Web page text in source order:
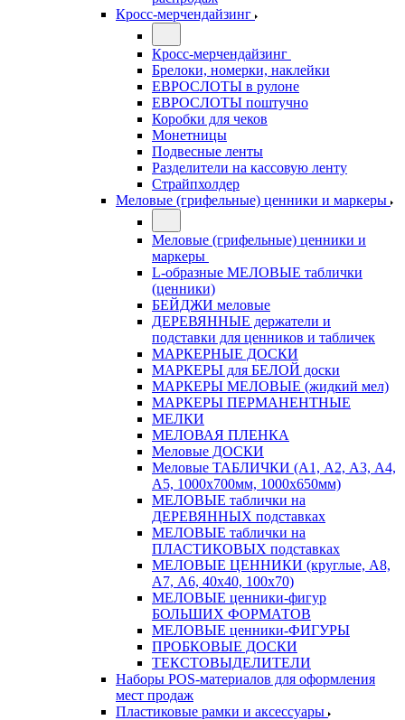
Кросс-мерчендайзинг
Кросс-мерчендайзинг
Брелоки, номерки, наклейки
ЕВРОСЛОТЫ в рулоне
ЕВРОСЛОТЫ поштучно
Коробки для чеков
Монетницы
Подвесные ленты
Разделители на кассовую ленту
Страйпхолдер
Меловые (грифельные) ценники и маркеры
Меловые (грифельные) ценники и
маркеры
L-образные МЕЛОВЫЕ таблички
(ценники)
БЕЙДЖИ меловые
ДЕРЕВЯННЫЕ держатели и
подставки для ценников и табличек
МАРКЕРНЫЕ ДОСКИ
МАРКЕРЫ для БЕЛОЙ доски
МАРКЕРЫ МЕЛОВЫЕ (жидкий мел)
МАРКЕРЫ ПЕРМАНЕНТНЫЕ
МЕЛКИ
МЕЛОВАЯ ПЛЕНКА
Меловые ДОСКИ
Меловые ТАБЛИЧКИ (А1, А2, А3, А4,
А5, 1000х700мм, 1000х650мм)
МЕЛОВЫЕ таблички на
ДЕРЕВЯННЫХ подставках
МЕЛОВЫЕ таблички на
ПЛАСТИКОВЫХ подставках
МЕЛОВЫЕ ЦЕННИКИ (круглые, А8,
А7, А6, 40х40, 100х70)
МЕЛОВЫЕ ценники-фигур
БОЛЬШИХ ФОРМАТОВ
МЕЛОВЫЕ ценники-ФИГУРЫ
ПРОБКОВЫЕ ДОСКИ
ТЕКСТОВЫДЕЛИТЕЛИ
Наборы POS-материалов для оформления
мест продаж
Пластиковые рамки и аксессуары